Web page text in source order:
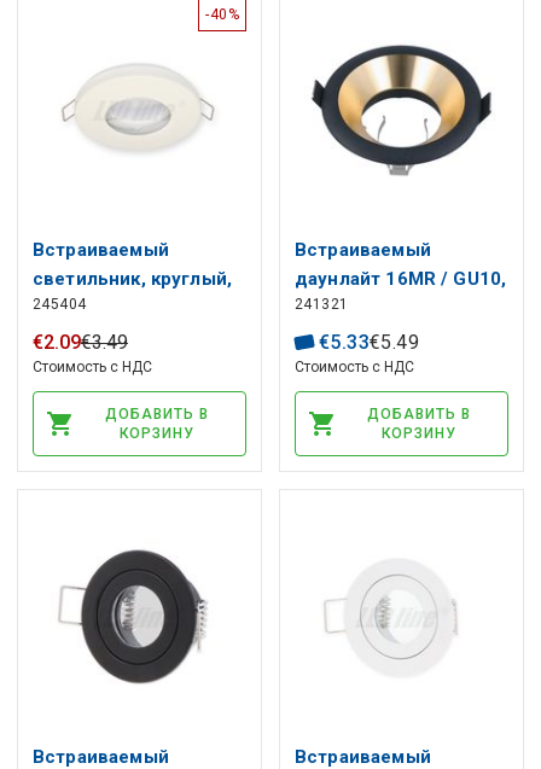
-40%
Встраиваемый
светильник, круглый,
водостойкий, белый,
LED line
245404
€2.09€3.49
Стоимость с НДС
ДОБАВИТЬ В
КОРЗИНУ
Встраиваемый
даунлайт 16MR / GU10,
глубокий, черный /
золотой, LED line
241321
€5.33€5.49
Стоимость с НДС
ДОБАВИТЬ В
КОРЗИНУ
Встраиваемый
Встраиваемый